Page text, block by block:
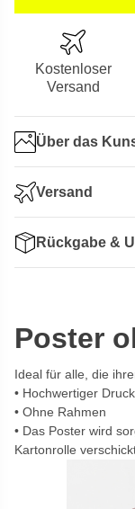
Kostenloser
Versand
Über das
Versand
Rückgabe &
Poster
Ideal für alle, die
Hochwertiger
Ohne Rahmen
Das Poster wird
Kartonrolle